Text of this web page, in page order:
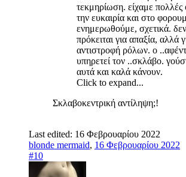
τεκμηρίωση. είχαμε πολλές
την ευκαιρία και στο
ενημερωθούμε, σχετικά. δεν
πρόκειται για απαξία, αλλά
αντιστροφή ρόλων. ο
υπηρετεί τον ..σκλάβο.
αυτά και καλά κάνουν.
Click to expand...
Σκλαβοκεντρική αντίληψη;!
Last edited: 16 Φεβρουαρίου 2022
blonde mermaid, 16 Φεβρουαρίου 2022
#10